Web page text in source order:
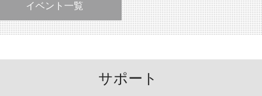
イベント一覧
サポート